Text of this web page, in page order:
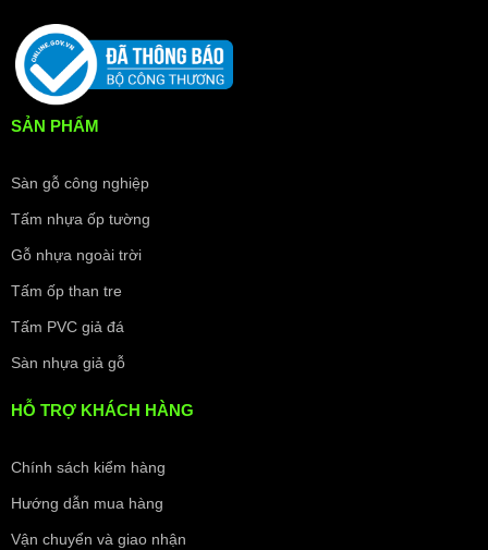
SẢN PHẨM
Sàn gỗ công nghiệp
Tấm nhựa ốp tường
Gỗ nhựa ngoài trời
Tấm ốp than tre
Tấm PVC giả đá
Sàn nhựa giả gỗ
HỖ TRỢ KHÁCH HÀNG
Chính sách kiểm hàng
Hướng dẫn mua hàng
Vận chuyển và giao nhận